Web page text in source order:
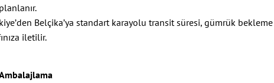
Belçika’ya standart karayolu transit süresi, gümrük bekleme
iletilir.